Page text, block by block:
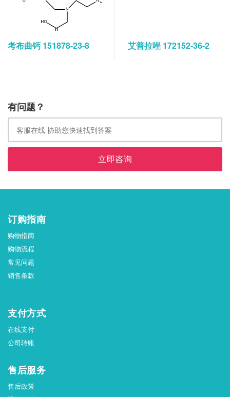
考布曲钙 151878-23-8 艾普拉唑 172152-36-2
有问题？
立即咨询
订购指南
购物指南
购物流程
常见问题
销售条款
支付方式
在线支付
公司转账
售后服务
售后政策